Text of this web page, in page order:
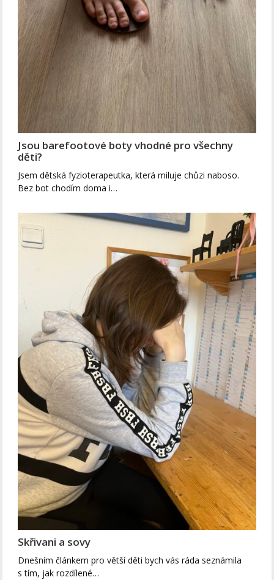
Jsou barefootové boty vhodné pro všechny
děti?
Jsem dětská fyzioterapeutka, která miluje chůzi naboso.
Bez bot chodím doma i…
Skřivani a sovy
Dnešním článkem pro větší děti bych vás ráda seznámila
s tím, jak rozdílené…